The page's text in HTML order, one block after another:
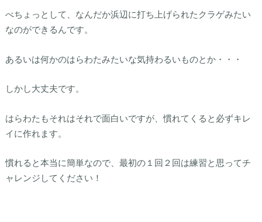
べちょっとして、なんだか浜辺に打ち上げられたクラゲみたい
なのができるんです。
あるいは何かのはらわたみたいな気持わるいものとか・・・
しかし大丈夫です。
はらわたもそれはそれで面白いですが、慣れてくると必ずキレ
イに作れます。
慣れると本当に簡単なので、最初の１回２回は練習と思ってチ
ャレンジしてください！